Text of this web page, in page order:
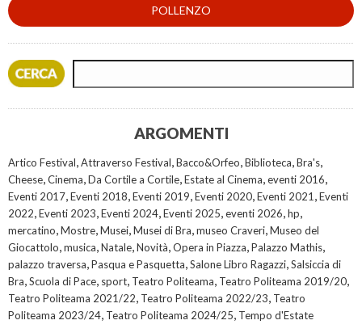
POLLENZO
ARGOMENTI
Artico Festival,Attraverso Festival,Bacco&Orfeo,Biblioteca,Bra's,
Cheese,Cinema,Da Cortile a Cortile,Estate al Cinema,eventi 2016,
Eventi 2017,Eventi 2018,Eventi 2019,Eventi 2020,Eventi 2021,Eventi
2022,Eventi 2023,Eventi 2024,Eventi 2025,eventi 2026,hp,
mercatino,Mostre,Musei,Musei di Bra,museo Craveri,Museo del
Giocattolo,musica,Natale,Novità,Opera in Piazza,Palazzo Mathis,
palazzo traversa,Pasqua e Pasquetta,Salone Libro Ragazzi,Salsiccia di
Bra,Scuola di Pace, sport, Teatro Politeama, Teatro Politeama 2019/20,
Teatro Politeama 2021/22, Teatro Politeama 2022/23, Teatro
Politeama 2023/24, Teatro Politeama 2024/25, Tempo d'Estate